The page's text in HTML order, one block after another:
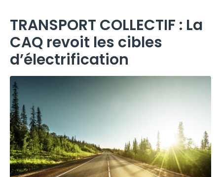
TRANSPORT COLLECTIF : La
CAQ revoit les cibles
d’électrification